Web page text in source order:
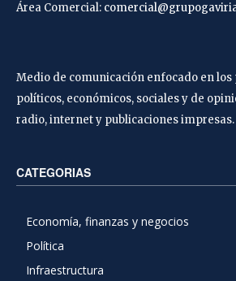
Área Comercial:
Medio de comunicación enfocado en
políticos, económicos, sociales y de
radio, internet y publicaciones impresas.
CATEGORIAS
Economía, finanzas y negocios
Política
Infraestructura